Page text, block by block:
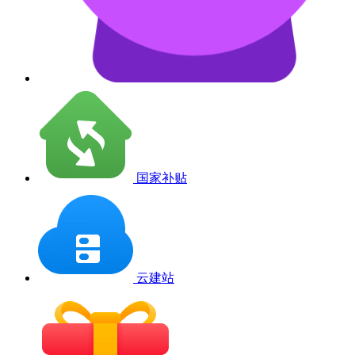
国家补贴
云建站